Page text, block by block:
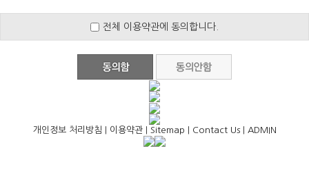
전체 이용약관에 동의합니다.
개인정보 처리방침 이용약관| Sitemap Contact Us| ADMIN